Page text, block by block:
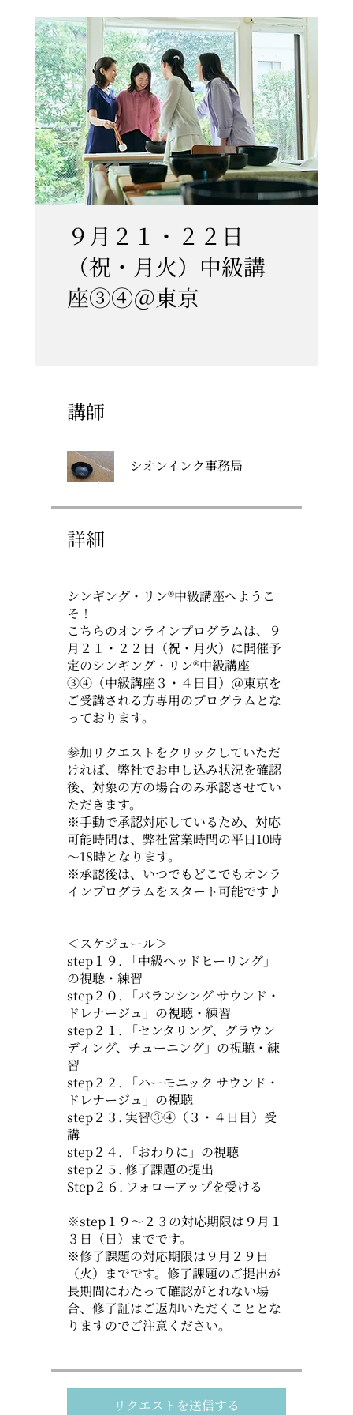
９月２１・２２日
（祝・月火）中級講
座③④＠東京
講師
シオンインク事務局
詳細
シンギング・リン®中級講座へようこ
そ！
こちらのオンラインプログラムは、９
月２１・２２日（祝・月火）に開催予
定のシンギング・リン®中級講座
③④（中級講座３・４日目）＠東京を
ご受講される方専用のプログラムとな
っております。
参加リクエストをクリックしていただ
ければ、弊社でお申し込み状況を確認
後、対象の方の場合のみ承認させてい
ただきます。
※手動で承認対応しているため、対応
可能時間は、弊社営業時間の平日10時
～18時となります。
※承認後は、いつでもどこでもオンラ
インプログラムをスタート可能です♪
＜スケジュール＞
step１９. 「中級ヘッドヒーリング」
の視聴・練習
step２０. 「バランシング サウンド・
ドレナージュ」の視聴・練習
step２１. 「センタリング、グラウン
ディング、チューニング」の視聴・練
習
step２２. 「ハーモニック サウンド・
ドレナージュ」の視聴
step２３. 実習③④（３・４日目）受
講
step２４. 「おわりに」の視聴
step２５. 修了課題の提出
Step２６. フォローアップを受ける
※step１９～２３の対応期限は９月１
３日（日）までです。
※修了課題の対応期限は９月２９日
（火）までです。修了課題のご提出が
長期間にわたって確認がとれない場
合、修了証はご返却いただくこととな
リクエストを送信する